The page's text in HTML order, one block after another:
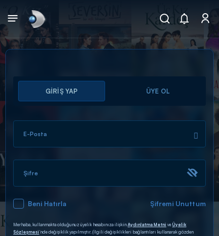
Arama
ARAMA SONUÇLARI
DİĞER SONUÇLAR
GİRİŞ YAP ÜYE OL
E-Posta
Şifre
Beni Hatırla Şifremi Unuttum
Merhaba, kullanmakta olduğunuz üyelik hesabınıza ilişkinAydınlatma Metni veÜyelik
Sözleşmesi’nde değişiklik yapılmıştır. (İlgili değişiklikleri bağlantıları kullanarak gözden